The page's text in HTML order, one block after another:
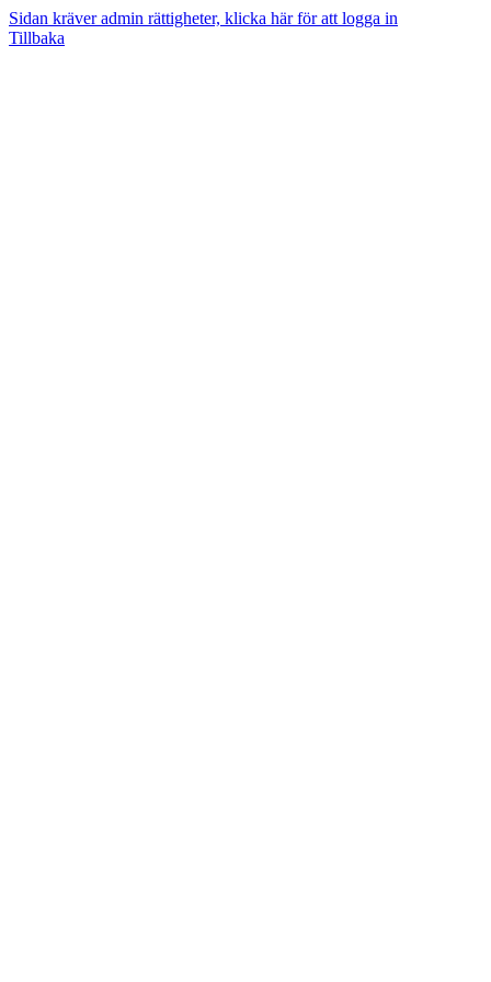
Sidan kräver admin rättigheter, klicka här för att logga in
Tillbaka